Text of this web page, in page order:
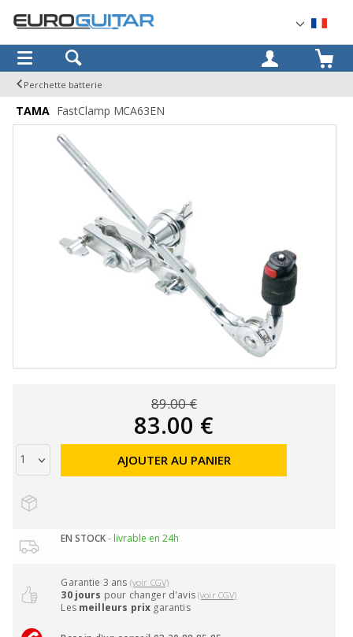
OK
Perchette batterie
TAMA FastClamp MCA63EN
89.00 €
83.00 €
AJOUTER AU PANIER
EN STOCK- livrable en 24h
Garantie 3 ans (voir CGV)
30 jours pour changer d'avis(voir CGV)
Les meilleurs prix garantis